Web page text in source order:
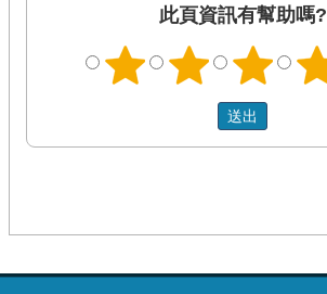
此頁資訊有幫助嗎?